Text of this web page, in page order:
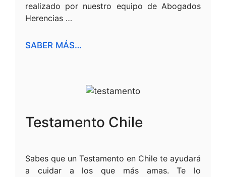
realizado por nuestro equipo de Abogados
Herencias …
SABER MÁS…
Testamento Chile
Sabes que un Testamento en Chile te ayudará
a cuidar a los que más amas. Te lo